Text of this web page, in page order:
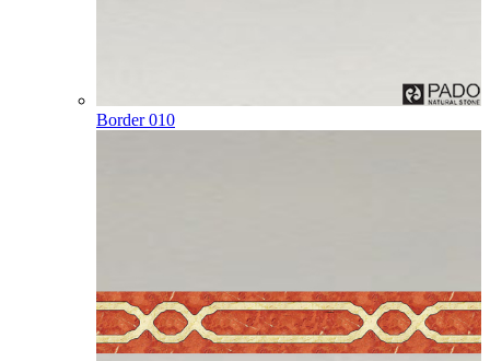
Border 010